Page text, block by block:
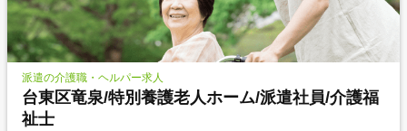
派遣の介護職・ヘルパー求人
台東区竜泉/特別養護老人ホーム/派遣社員/介護福
祉士